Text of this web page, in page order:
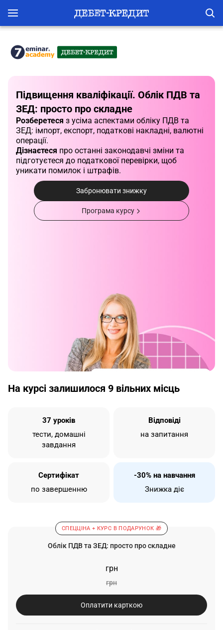
Підвищення кваліфікації. Облік ПДВ та
ЗЕД: просто про складне
Розберетеся з усіма аспектами обліку ПДВ та
ЗЕД: імпорт, експорт, податкові накладні, валютні
операції.
Дізнаєтеся про останні законодавчі зміни та
підготуєтеся до податкової перевірки, щоб
уникати помилок і штрафів.
Забронювати знижку
Програма курсу
На курсі залишилося 9 вільних місць
37 уроків
тести, домашні
завдання
Відповіді
на запитання
Сертифікат
по завершенню
-30% на навчання
Знижка діє
Облік ПДВ та ЗЕД: просто про складне
СПЕЦЦІНА + КУРС В ПОДАРУНОК 🎁
грн
грн
Оплатити карткою